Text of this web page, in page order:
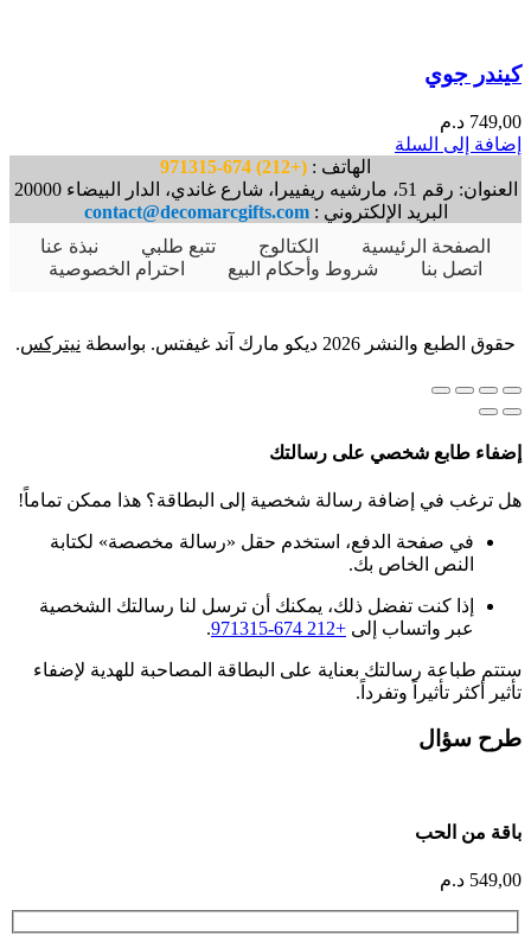
كيندر جوي
749,00 د.م
إضافة إلى السلة
الهاتف : (+212) 674-971315
العنوان: رقم 51، مارشيه ريفييرا، شارع غاندي، الدار البيضاء 20000
البريد الإلكتروني :contact@decomarcgifts.com
الصفحة الرئيسية
الكتالوج تتبع طلبي
نبذة عنا
اتصل بنا
شروط وأحكام البيع احترام الخصوصية
حقوق الطبع والنشر 2026 ديكو مارك آند غيفتس. بواسطة نيتركس.
إضفاء طابع شخصي على رسالتك
هل ترغب في إضافة رسالة شخصية إلى البطاقة؟ هذا ممكن تماماً!
في صفحة الدفع، استخدم حقل «رسالة مخصصة» لكتابة
النص الخاص بك.
إذا كنت تفضل ذلك، يمكنك أن ترسل لنا رسالتك الشخصية
عبر واتساب إلى +212 674-971315
.
ستتم طباعة رسالتك بعناية على البطاقة المصاحبة للهدية لإضفاء
تأثير أكثر تأثيراً وتفرداً.
طرح سؤال
باقة من الحب
549,00 د.م